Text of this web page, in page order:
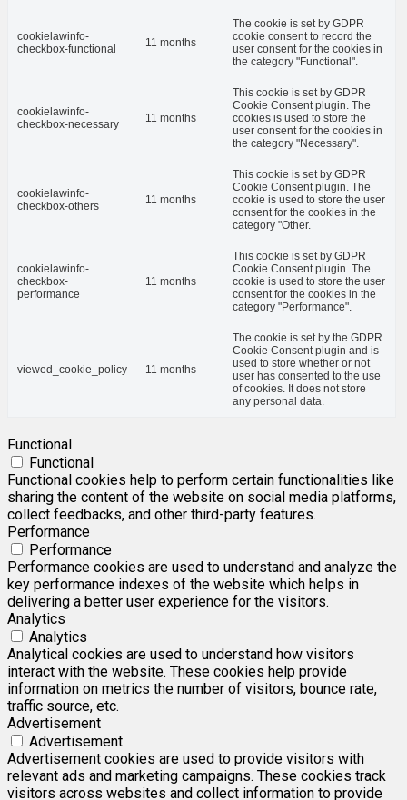
cookielawinfo-
checkbox-functional
11 months
The cookie is set by GDPR
cookie consent to record the
user consent for the cookies in
the category "Functional".
cookielawinfo-
checkbox-necessary
11 months
This cookie is set by GDPR
Cookie Consent plugin. The
cookies is used to store the
user consent for the cookies in
the category "Necessary".
cookielawinfo-
checkbox-others
11 months
This cookie is set by GDPR
Cookie Consent plugin. The
cookie is used to store the user
consent for the cookies in the
category "Other.
cookielawinfo-
checkbox-
performance
11 months
This cookie is set by GDPR
Cookie Consent plugin. The
cookie is used to store the user
consent for the cookies in the
category "Performance".
viewed_cookie_policy 11 months
The cookie is set by the GDPR
Cookie Consent plugin and is
used to store whether or not
user has consented to the use
of cookies. It does not store
any personal data.
Functional
Functional
Functional cookies help to perform certain functionalities like
sharing the content of the website on social media platforms,
collect feedbacks, and other third-party features.
Performance
Performance
Performance cookies are used to understand and analyze the
key performance indexes of the website which helps in
delivering a better user experience for the visitors.
Analytics
Analytics
Analytical cookies are used to understand how visitors
interact with the website. These cookies help provide
information on metrics the number of visitors, bounce rate,
traffic source, etc.
Advertisement
Advertisement
Advertisement cookies are used to provide visitors with
relevant ads and marketing campaigns. These cookies track
visitors across websites and collect information to provide